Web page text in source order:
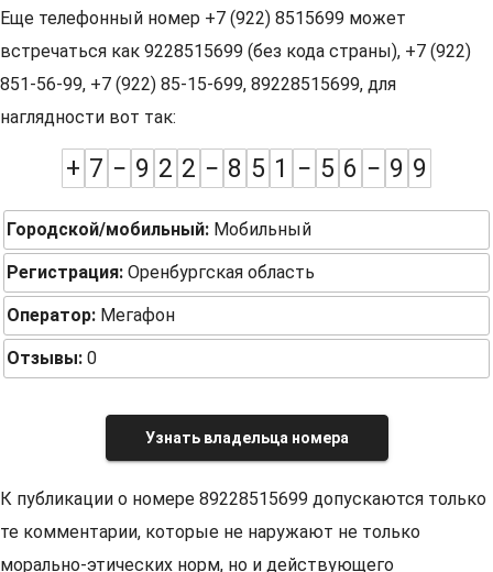
Еще телефонный номер +7 (922) 8515699 может
встречаться как 9228515699 (без кода страны), +7 (922)
851-56-99, +7 (922) 85-15-699, 89228515699, для
наглядности вот так:
+ 7 − 9 2 2 − 8 5 1 − 5 6 − 9 9
Городской/мобильный: Мобильный
Регистрация: Оренбургская область
Оператор: Мегафон
Отзывы: 0
Узнать владельца номера
К публикации о номере 89228515699 допускаются только
те комментарии, которые не наружают не только
морально-этических норм, но и действующего